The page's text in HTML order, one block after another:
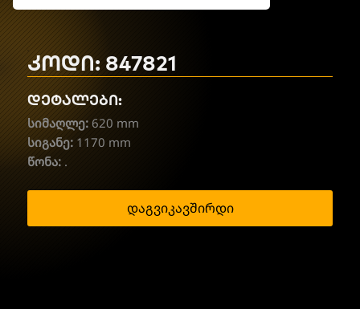
კოდი: 847821
დეტალები:
სიმაღლე: 620 mm
სიგანე: 1170 mm
წონა: .
დაგვიკავშირდი